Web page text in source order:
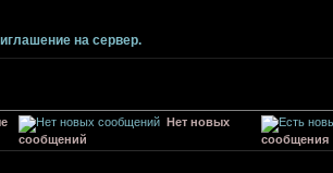
на сервер.
Нет новых
сообщений
сообщения